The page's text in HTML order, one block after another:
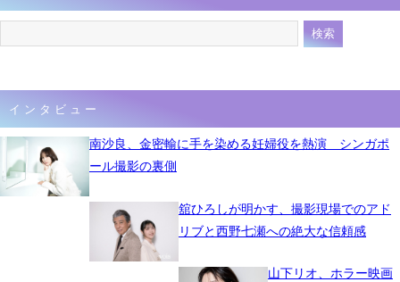
インタビュー
南沙良、金密輸に手を染める妊婦役を熱演 シンガポ
ール撮影の裏側
舘ひろしが明かす、撮影現場でのアド
リブと西野七瀬への絶大な信頼感
山下リオ、ホラー映画